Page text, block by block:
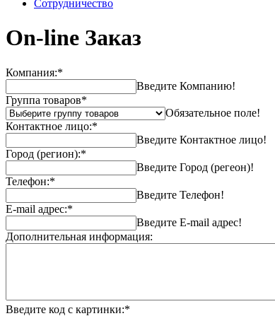
Сотрудничество
On-line Заказ
Компания:*
Введите Компанию!
Группа товаров*
Обязательное поле!
Контактное лицо:*
Введите Контактное лицо!
Город (регион):*
Введите Город (регеон)!
Телефон:*
Введите Телефон!
E-mail адрес:*
Введите E-mail адрес!
Дополнительная информация:
Введите код с картинки:*